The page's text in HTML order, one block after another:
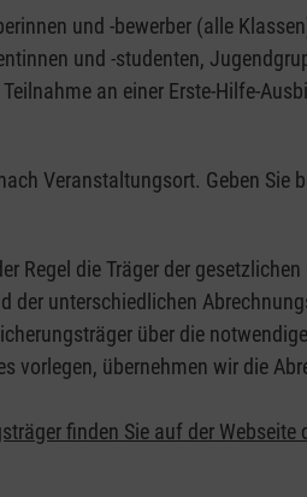
und -bewerber (alle
und -studenten,
an einer Erste-Hilfe-
Veranstaltungsort. Geben Sie
Regel die Träger der
unterschiedlichen
über die
vorlegen, übernehmen wir die
finden Sie auf der Webseite